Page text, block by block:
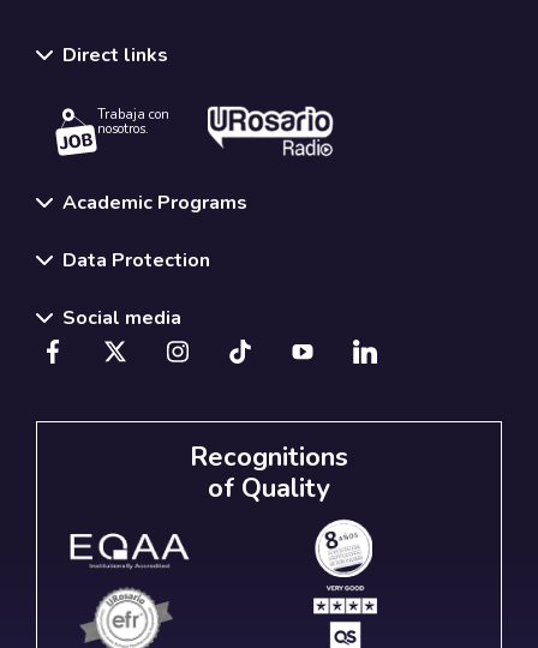
Direct links
Trabaja con
nosotros.
Academic Programs
Data Protection
Social media
Recognitions
of Quality